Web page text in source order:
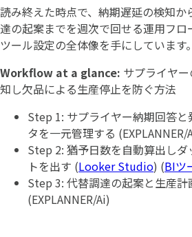
読み終えた時点で、納期遅延の検知か
達の起案までを週次で回せる運用フ
ツール設定の全体像を手にしています。
Workflow at a glance: サプライヤ
知し欠品による生産停止を防ぐ方法
Step 1: サプライヤー納期回答
タを一元管理する (EXPLANNER/
Step 2: 猶予日数を自動算出し
トを出す (Looker Studio) (BIツ
Step 3: 代替調達の起案と生産計
(EXPLANNER/Ai)